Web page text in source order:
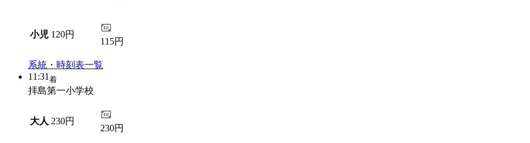
小児 120円
115円
系統・時刻表一覧
11:31 着
拝島第一小学校
大人 230円
230円